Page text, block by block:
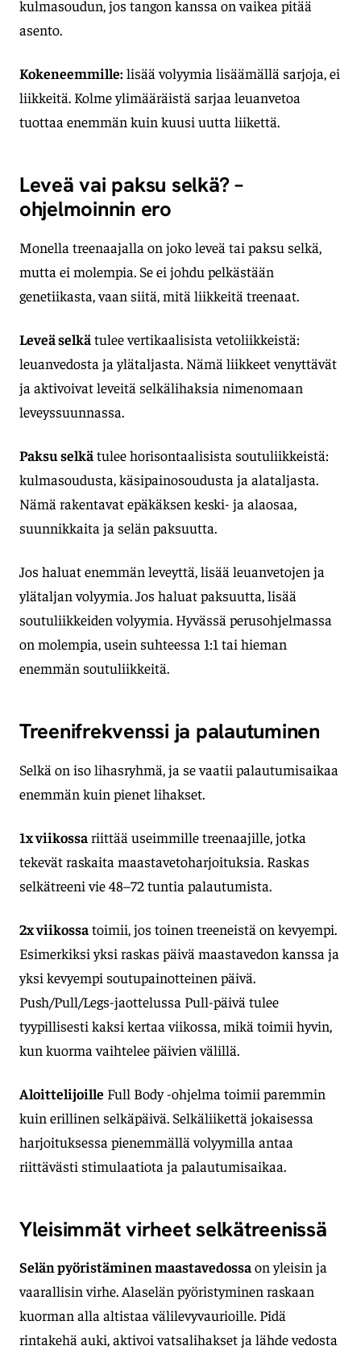
kulmasoudun, jos tangon kanssa on vaikea pitää
asento.
Kokeneemmille: lisää volyymia lisäämällä sarjoja, ei
liikkeitä. Kolme ylimääräistä sarjaa leuanvetoa
tuottaa enemmän kuin kuusi uutta liikettä.
Leveä vai paksu selkä? –
ohjelmoinnin ero
Monella treenaajalla on joko leveä tai paksu selkä,
mutta ei molempia. Se ei johdu pelkästään
genetiikasta, vaan siitä, mitä liikkeitä treenaat.
Leveä selkätulee vertikaalisista vetoliikkeistä:
leuanvedosta ja ylätaljasta. Nämä liikkeet venyttävät
ja aktivoivat leveitä selkälihaksia nimenomaan
leveyssuunnassa.
Paksu selkätulee horisontaalisista soutuliikkeistä:
kulmasoudusta, käsipainosoudusta ja alataljasta.
Nämä rakentavat epäkäksen keski- ja alaosaa,
suunnikkaita ja selän paksuutta.
Jos haluat enemmän leveyttä, lisää leuanvetojen ja
ylätaljan volyymia. Jos haluat paksuutta, lisää
soutuliikkeiden volyymia. Hyvässä perusohjelmassa
on molempia, usein suhteessa 1:1 tai hieman
enemmän soutuliikkeitä.
Treenifrekvenssi ja palautuminen
Selkä on iso lihasryhmä, ja se vaatii palautumisaikaa
enemmän kuin pienet lihakset.
1x viikossa riittää useimmille treenaajille, jotka
tekevät raskaita maastavetoharjoituksia. Raskas
selkätreeni vie 48–72 tuntia palautumista.
2x viikossa toimii, jos toinen treeneistä on kevyempi.
Esimerkiksi yksi raskas päivä maastavedon kanssa ja
yksi kevyempi soutupainotteinen päivä.
Push/Pull/Legs-jaottelussa Pull-päivä tulee
tyypillisesti kaksi kertaa viikossa, mikä toimii hyvin,
kun kuorma vaihtelee päivien välillä.
Aloittelijoille Full Body -ohjelma toimii paremmin
kuin erillinen selkäpäivä. Selkäliikettä jokaisessa
harjoituksessa pienemmällä volyymilla antaa
riittävästi stimulaatiota ja palautumisaikaa.
Yleisimmät virheet selkätreenissä
Selän pyöristäminen maastavedossaon yleisin ja
vaarallisin virhe. Alaselän pyöristyminen raskaan
kuorman alla altistaa välilevyvaurioille. Pidä
rintakehä auki, aktivoi vatsalihakset ja lähde vedosta